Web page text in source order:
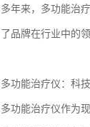
多年来，多功能治
了品牌在行业中的
多功能治疗仪：科
多功能治疗仪作为